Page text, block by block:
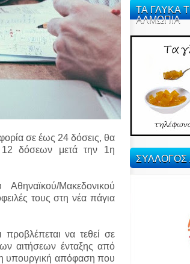
σε έως 24 δόσεις, θα
12 δόσεων μετά την 1η
Μακεδονικού
τους στη νέα πάγια
προβλέπεται να τεθεί σε
αιτήσεων ένταξης από
η υπουργική απόφαση που
ΤΑ ΓΛΥΚΑ
ΑΛΜΩΠΙΑ
ΣΥΛΛΟΓΟΣ